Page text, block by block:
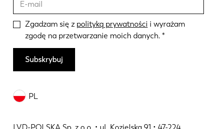
PL
Zgadzam się z polityką prywatności i wyrażam
zgodę na przetwarzanie moich danych.
Subskrybuj